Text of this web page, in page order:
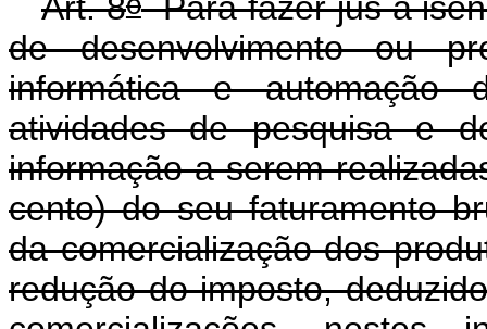
de desenvolvimento ou
informática e automação
atividades de pesquisa e
informação a serem
cento) do seu faturamento
da comercialização dos
redução do imposto,